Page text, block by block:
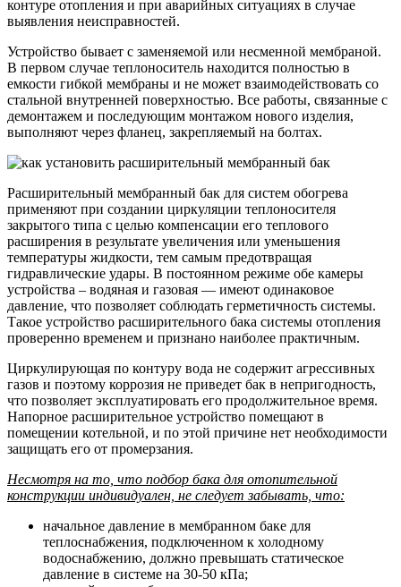
контуре отопления и при аварийных ситуациях в случае
выявления неисправностей.
Устройство бывает с заменяемой или несменной мембраной.
В первом случае теплоноситель находится полностью в
емкости гибкой мембраны и не может взаимодействовать со
стальной внутренней поверхностью. Все работы, связанные с
демонтажем и последующим монтажом нового изделия,
выполняют через фланец, закрепляемый на болтах.
Расширительный мембранный бак для систем обогрева
применяют при создании циркуляции теплоносителя
закрытого типа с целью компенсации его теплового
расширения в результате увеличения или уменьшения
температуры жидкости, тем самым предотвращая
гидравлические удары. В постоянном режиме обе камеры
устройства – водяная и газовая — имеют одинаковое
давление, что позволяет соблюдать герметичность системы.
Такое устройство расширительного бака системы отопления
проверенно временем и признано наиболее практичным.
Циркулирующая по контуру вода не содержит агрессивных
газов и поэтому коррозия не приведет бак в непригодность,
что позволяет эксплуатировать его продолжительное время.
Напорное расширительное устройство помещают в
помещении котельной, и по этой причине нет необходимости
защищать его от промерзания.
Несмотря на то, что подбор бака для отопительной
конструкции индивидуален, не следует забывать, что:
начальное давление в мембранном баке для
теплоснабжения, подключенном к холодному
водоснабжению, должно превышать статическое
давление в системе на 30-50 кПа;